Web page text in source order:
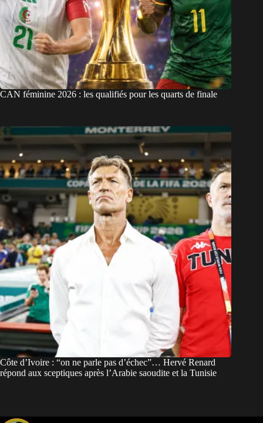
CAN féminine 2026 : les qualifiés pour les quarts de finale
Côte d’Ivoire : “on ne parle pas d’échec”… Hervé Renard
répond aux sceptiques après l’Arabie saoudite et la Tunisie